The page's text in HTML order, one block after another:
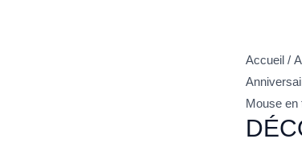
Accueil /
Mouse en